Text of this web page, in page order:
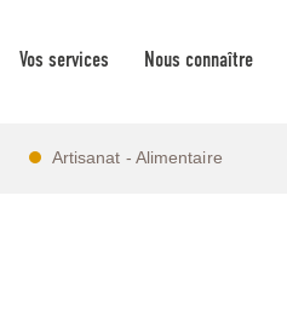
Vos services Nous connaître
Artisanat - Alimentaire